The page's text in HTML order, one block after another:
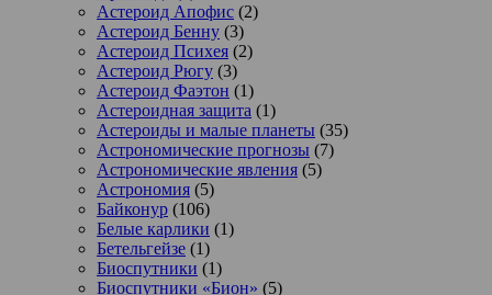
Астероид Апофис (2)
Астероид Бенну (3)
Астероид Психея (2)
Астероид Рюгу (3)
Астероид Фаэтон (1)
Астероидная защита (1)
Астероиды и малые планеты (35)
Астрономические прогнозы (7)
Астрономические явления (5)
Астрономия (5)
Байконур (106)
Белые карлики (1)
Бетельгейзе (1)
Биоспутники (1)
Биоспутники «Бион» (5)